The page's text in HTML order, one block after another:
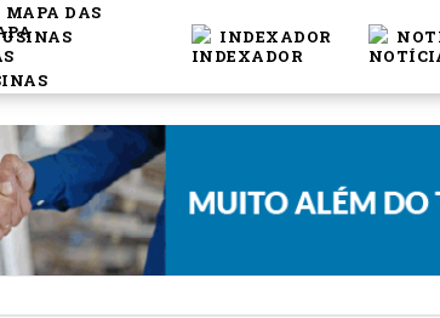
MAPA DAS
USINAS
INDEXADOR